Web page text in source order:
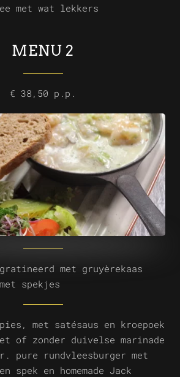
met wat lekkers
MENU 2
€ 38,50 p.p.
met gruyèrekaas
spekjes
met satésaus en kroepoek
of zonder duivelse marinade
pure rundvleesburger met
spek en homemade Jack